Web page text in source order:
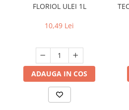
FLORIOL ULEI 1L
10,49 Lei
ADAUGA IN COS